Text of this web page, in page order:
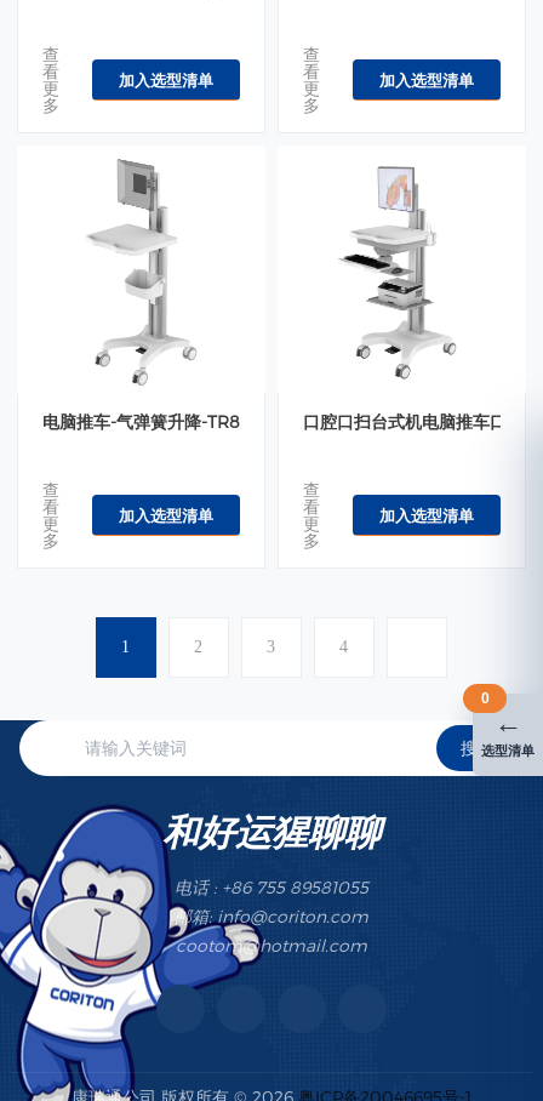
查
看
更
多
加入选型清单
查
看
更
多
加入选型清单
电脑推车-气弹簧升降-TR800-100-XX
查
看
更
多
加入选型清单
口腔口扫台式机电脑推车口腔
查
看
更
多
加入选型清单
1 2 3 4
搜索
和好运猩聊聊
电话 : +86 755 89581055
邮箱: info@coriton.com
cootom@hotmail.com
←
选型清单
0